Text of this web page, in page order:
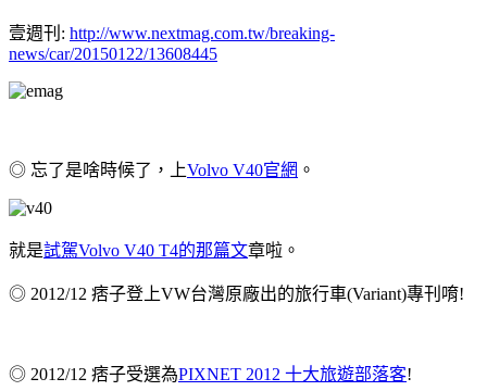
壹週刊: http://www.nextmag.com.tw/breaking-
news/car/20150122/13608445
◎ 忘了是啥時候了，上Volvo V40官網 。
就是試駕Volvo V40 T4的那篇文章啦。
◎ 2012/12 痞子登上VW台灣原廠出的旅行車(Variant)專刊唷!
◎ 2012/12 痞子受選為PIXNET 2012 十大旅遊部落客!